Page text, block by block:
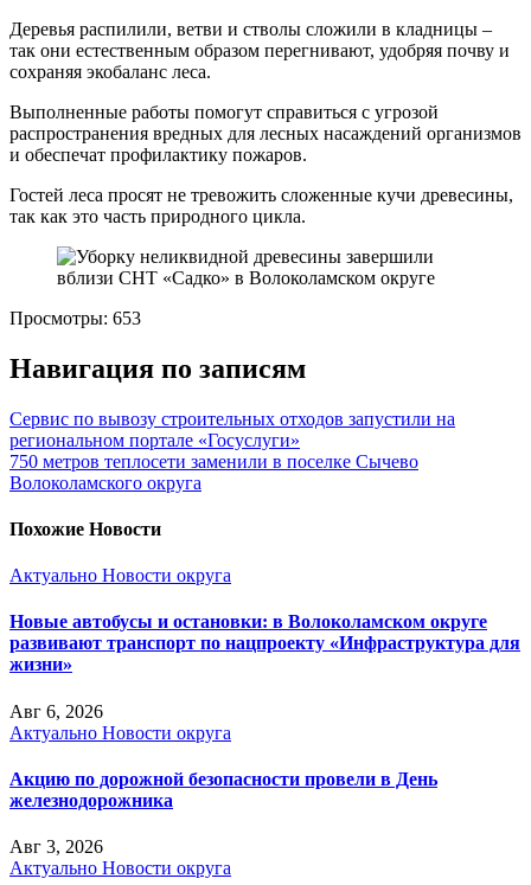
Деревья распилили, ветви и стволы сложили в кладницы –
так они естественным образом перегнивают, удобряя почву и
сохраняя экобаланс леса.
Выполненные работы помогут справиться с угрозой
распространения вредных для лесных насаждений организмов
и обеспечат профилактику пожаров.
Гостей леса просят не тревожить сложенные кучи древесины,
так как это часть природного цикла.
Просмотры: 653
Навигация по записям
Сервис по вывозу строительных отходов запустили на
региональном портале «Госуслуги»
750 метров теплосети заменили в поселке Сычево
Волоколамского округа
Похожие Новости
Актуально Новости округа
Новые автобусы и остановки: в Волоколамском округе
развивают транспорт по нацпроекту «Инфраструктура для
жизни»
Авг 6, 2026
Актуально Новости округа
Акцию по дорожной безопасности провели в День
железнодорожника
Авг 3, 2026
Актуально Новости округа